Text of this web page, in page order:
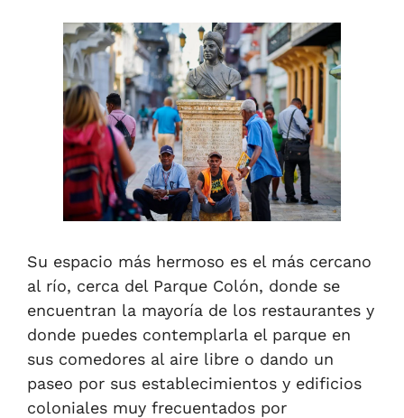
Su espacio más hermoso es el más cercano
al río, cerca del Parque Colón, donde se
encuentran la mayoría de los restaurantes y
donde puedes contemplarla el parque en
sus comedores al aire libre o dando un
paseo por sus establecimientos y edificios
coloniales muy frecuentados por